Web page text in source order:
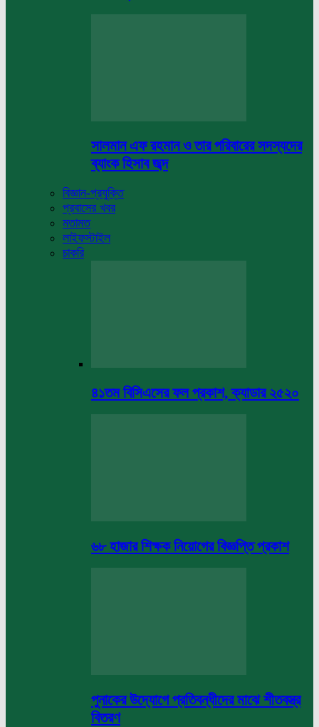
সালমান এফ রহমান ও তার পরিবারের সদস্যদের
ব্যাংক হিসাব জব্দ
বিজ্ঞান-প্রযুক্তি
প্রবাসের খবর
মতামত
লাইফস্টাইল
চাকরি
৪১তম বিসিএসের ফল প্রকাশ, ক্যাডার ২৫২০
৬৮ হাজার শিক্ষক নিয়োগের বিজ্ঞপ্তি প্রকাশ
পুনাকের উদ্যোগে প্রতিবন্ধীদের মাঝে শীতবস্ত্র
বিতরণ